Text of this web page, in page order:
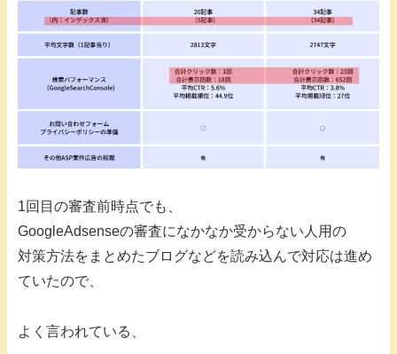
1回目の審査前時点でも、
GoogleAdsenseの審査になかなか受からない人用の
対策方法をまとめたブログなどを読み込んで対応は進め
ていたので、
よく言われている、